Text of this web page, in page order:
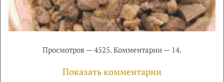
Просмотров — 4525. Комментарии — 14.
Показать комментарии